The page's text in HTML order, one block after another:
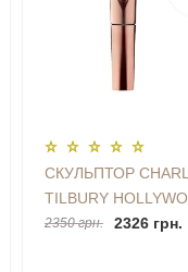
СКУЛЬПТОР
TILBURY
WAND (FAIR-
2350 грн. 2326 грн.